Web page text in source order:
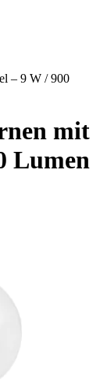
– 9 W / 900
mit
Lumen